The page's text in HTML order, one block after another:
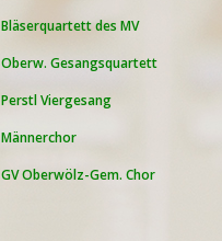
Bläserquartett des MV
Oberw. Gesangsquartett
Perstl Viergesang
Männerchor
GV Oberwölz-Gem. Chor